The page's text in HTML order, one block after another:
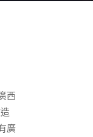
西
廣